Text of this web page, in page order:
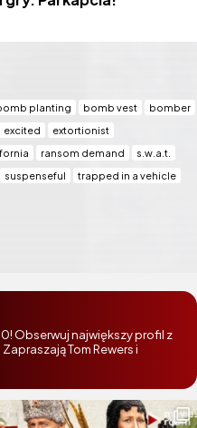
planting bomb vest
bomber
excited
extortionist
ransom demand
s.w.a.t.
suspenseful
trapped in a vehicle
Obserwuj największy profil z
Tom Rewers i